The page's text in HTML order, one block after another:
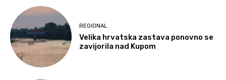
REGIONAL
Velika hrvatska zastava ponovno se
zavijorila nad Kupom